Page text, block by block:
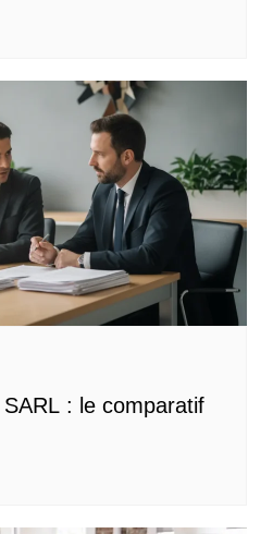
: le comparatif